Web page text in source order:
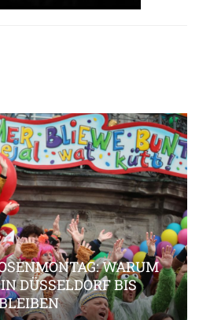
WARUM
DÜSSELDORF BIS